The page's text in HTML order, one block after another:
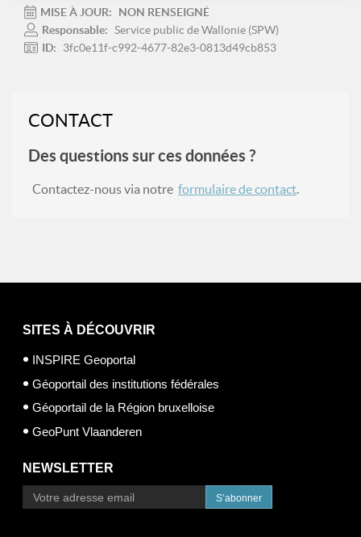
MISE À JOUR:
NON RENSEIGNÉ
Responsable: Service public de Wallonie (SPW)
ID:
3fc0e11f-c992-4677-82e3-0813d49cb853
CONTACT
Des questions sur ces données ?
Contactez-nous via notre formulaire de contact.
SITES À DÉCOUVRIR
INSPIRE Geoportal
Géoportail des institutions fédérales
Géoportail de la Région bruxelloise
GeoPunt Vlaanderen
NEWSLETTER
S’abonner